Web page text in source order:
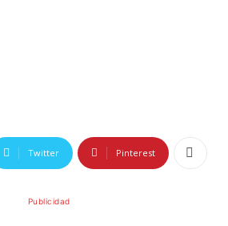
Twitter Pinterest
Publicidad